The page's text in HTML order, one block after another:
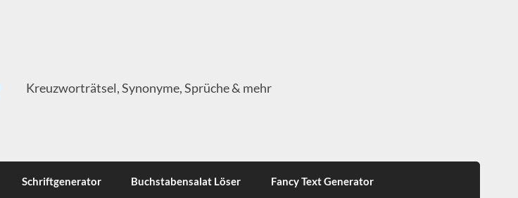
Kreuzworträtsel, Synonyme, Sprüche & mehr
Schriftgenerator Buchstabensalat Löser Fancy Text Generator